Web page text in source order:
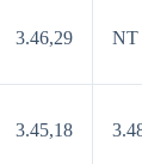
3.46,29 NT
3.45,18